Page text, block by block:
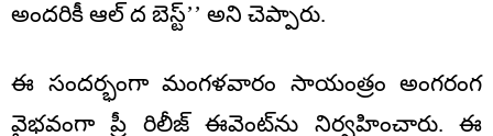
అందరికీ ఆల్ ద బెస్ట్’’ అని చెప్పారు.
ఈ సందర్భంగా మంగళవారం సాయంత్రం అంగరంగ
వైభవంగా ప్రీ రిలీజ్ ఈవెంట్‌ను నిర్వహించారు. ఈ